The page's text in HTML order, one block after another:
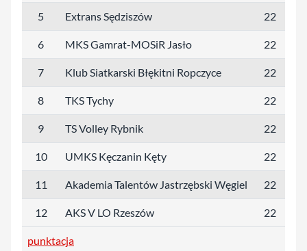
5 Extrans Sędziszów 22
6 MKS Gamrat-MOSiR Jasło 22
7 Klub Siatkarski Błękitni Ropczyce 22
8 TKS Tychy 22
9 TS Volley Rybnik 22
10 UMKS Kęczanin Kęty 22
11 Akademia Talentów Jastrzębski Węgiel 22
12 AKS V LO Rzeszów 22
punktacja